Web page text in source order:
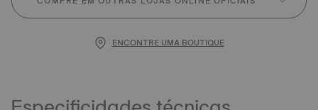
ENCONTRE UMA BOUTIQUE